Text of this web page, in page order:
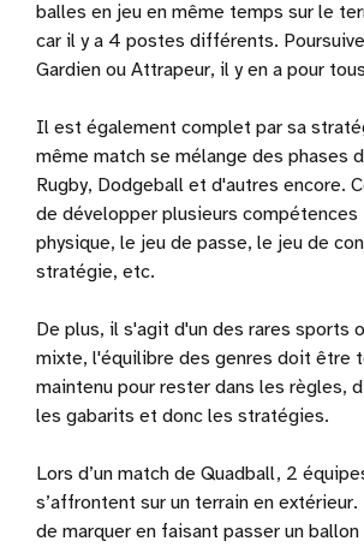
balles en jeu en même temps sur le
car il y a 4 postes différents.
Gardien ou Attrapeur, il y en a pour
Il est également complet par sa
même match se mélange des phases
Rugby, Dodgeball et d'autres encore.
de développer plusieurs compétences
physique, le jeu de passe, le jeu de
stratégie, etc.
De plus, il s'agit d'un des rares sports
mixte, l'équilibre des genres doit être
maintenu pour rester dans les règles,
les gabarits et donc les stratégies.
Lors d’un match de Quadball, 2
s’affrontent sur un terrain en
de marquer en faisant passer un